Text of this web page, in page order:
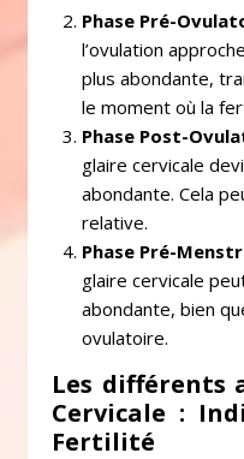
Phase Pré-
l’ovulation
plus abondante,
le moment où la
Phase Post-
glaire cervicale
abondante. Cela
relative.
Phase Pré-
glaire cervicale
abondante, bien
ovulatoire.
Les différents
Cervicale :
Fertilité